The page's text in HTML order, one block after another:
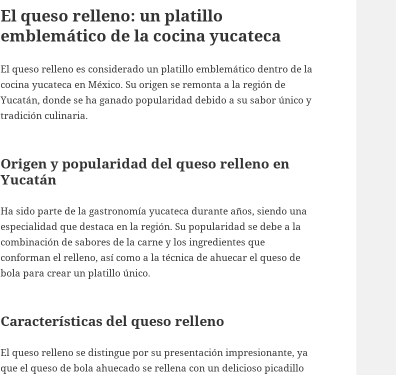
El queso relleno: un platillo
emblemático de la cocina yucateca
El queso relleno es considerado un platillo emblemático dentro de la
cocina yucateca en México. Su origen se remonta a la región de
Yucatán, donde se ha ganado popularidad debido a su sabor único y
tradición culinaria.
Origen y popularidad del queso relleno en
Yucatán
Ha sido parte de la gastronomía yucateca durante años, siendo una
especialidad que destaca en la región. Su popularidad se debe a la
combinación de sabores de la carne y los ingredientes que
conforman el relleno, así como a la técnica de ahuecar el queso de
bola para crear un platillo único.
Características del queso relleno
El queso relleno se distingue por su presentación impresionante, ya
que el queso de bola ahuecado se rellena con un delicioso picadillo